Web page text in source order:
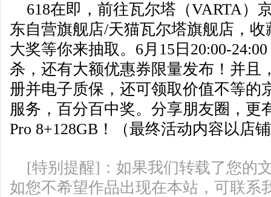
618在即，前往瓦尔塔（VARTA）
东自营旗舰店/天猫瓦尔塔旗舰店，
大奖等你来抽取。6月15日20:00-
杀，还有大额优惠券限量发布！并且
册并电子质保，还可领取价值不等的
服务，百分百中奖。分享朋友圈，更
Pro 8+128GB！（最终活动内容以店
[特别提醒]：如果我们转载了您的
如您不希望作品出现在本站，可联系